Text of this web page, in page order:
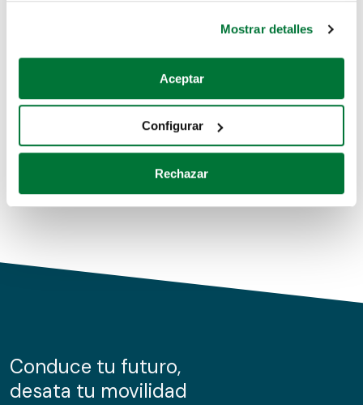
Si lo permite, también quisiéramos:
Recopilar información sobre su ubicación geográfica
Identificar su dispositivo analizándolo activamente
para buscar características específicas (huellas
Obtenga más información sobre cómo se procesan sus
de cookies.
información sobre el uso que haga del sitio web con
nuestros partners de redes sociales, publicidad y análisis
Mostrar detalles
Aceptar
Configurar
Rechazar
Coches de segunda mano
Coches de km0
Conduce tu futuro,
desata tu movilidad